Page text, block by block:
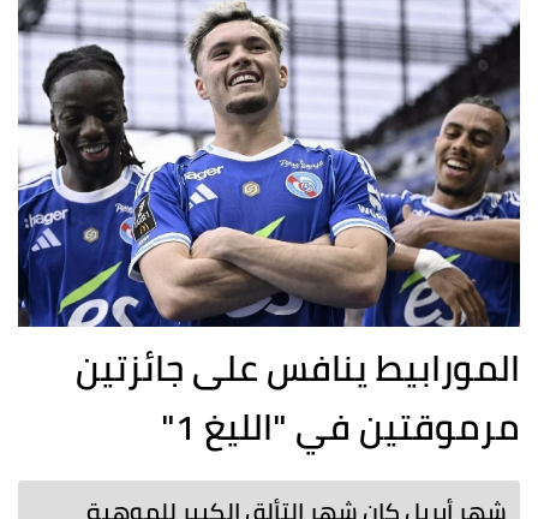
المورابيط ينافس على جائزتين
مرموقتين في "الليغ 1"